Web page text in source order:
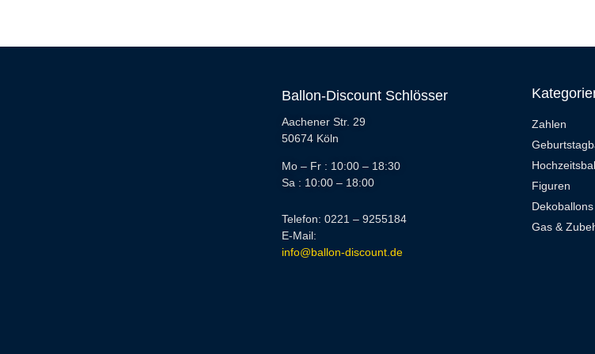
Ballon-Discount Schlösser
Aachener Str. 29
50674 Köln
Mo – Fr : 10:00 – 18:30
Sa : 10:00 – 18:00
Telefon: 0221 – 9255184
E-Mail:
info@ballon-discount.de
Zahlen
Figuren
Dekoballons
Gas &